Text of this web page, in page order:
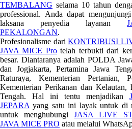
TEMBALANG selama 10 tahun
professional. Anda dapat
laksana penyedia layanan
PEKALONGAN.
Profesionalisme dariKONTRIBUSI
JAVA MICE Protelah terbukti dari
besar. Diantaranya adalah POLDA
dan Jogjakarta, Pertamina Jawa
Raturaya, Kementerian Pertanian,
Kementerian Perikanan dan
Tengah. Hal ini tentu menjadikan
JEPARA yang satu ini layak untuk di
untuk menghubungi JASA LIVE
JAVA MICE PRO atau melalui